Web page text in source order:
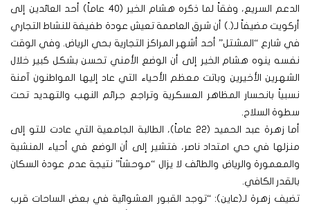
الدعم السريع، وفقاً لما ذكره هشام الخير (40 عاماً) أحد العائدين إلى
أركويت مضيفاً لـ(.) أن شرق العاصمة تعيش عودة طفيفة للنشاط التجاري
في شارع “المشتل” أحد أشهر المراكز التجارية بحي الرياض. وفي الوقت
نفسه ينوه هشام الخير إلى أن الوضع الأمني تحسن بشكل كبير خلال
الشهرين الأخيرين وباتت معظم الأحياء التي عاد إليها المواطنون آمنة
نسبياً بانحسار المظاهر العسكرية وتراجع جرائم النهب والتهديد تحت
سطوة السلاح.
أما زهرة عبد الحميد (22 عاماً)، الطالبة الجامعية التي عادت للتو إلى
منزلها في حي امتداد ناصر، فتشير إلى أن الوضع في أحياء المنشية
والمعمورة والرياض والطائف لا يزال “موحشاً” نتيجة عدم عودة السكان
بالقدر الكافي.
تضيف زهرة لـ(عاين): “توجد القبور العشوائية في بعض الساحات قرب